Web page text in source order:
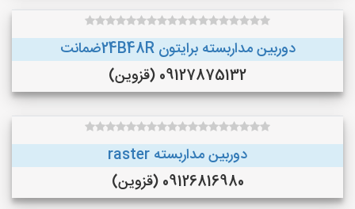
دوربین مداربسته برایتون 24B48Rضمانت
09127875132 (قزوین)
دوربین مداربسته raster
09126816980 (قزوین)